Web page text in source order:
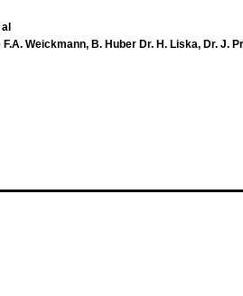
Weickmann, B. Huber Dr. H. Liska, Dr. J.